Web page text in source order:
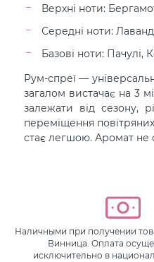
Верхні ноти:
Середні ноти:
Базові ноти: Пачулі,
Рум-спреї —
загалом вистачає на 3
залежати від сезону,
переміщення
стає легшою. Аромат не
Наличными при получении
Винница. Оплата
исключительно в